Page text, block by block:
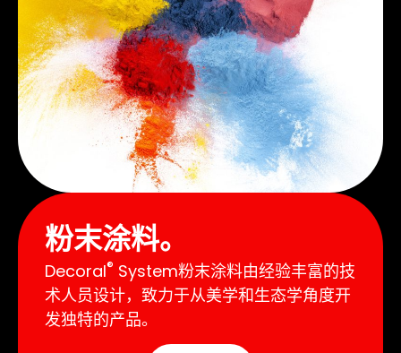
粉末涂料。
Decoral® System粉末涂料由经验丰富的技
术人员设计，致力于从美学和生态学角度开
发独特的产品。